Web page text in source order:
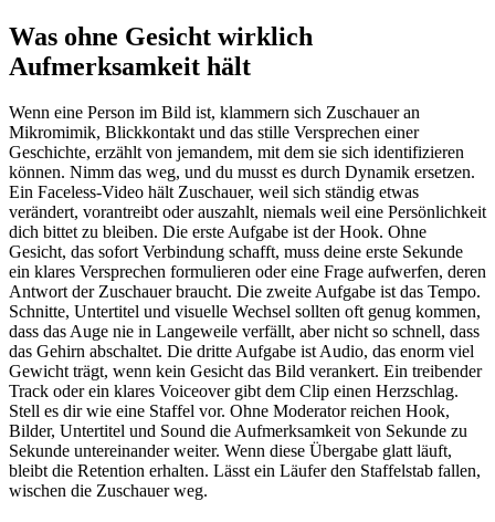
Was ohne Gesicht wirklich
Aufmerksamkeit hält
Wenn eine Person im Bild ist, klammern sich Zuschauer an
Mikromimik, Blickkontakt und das stille Versprechen einer
Geschichte, erzählt von jemandem, mit dem sie sich identifizieren
können. Nimm das weg, und du musst es durch Dynamik ersetzen.
Ein Faceless-Video hält Zuschauer, weil sich ständig etwas
verändert, vorantreibt oder auszahlt, niemals weil eine Persönlichkeit
dich bittet zu bleiben. Die erste Aufgabe ist der Hook. Ohne
Gesicht, das sofort Verbindung schafft, muss deine erste Sekunde
ein klares Versprechen formulieren oder eine Frage aufwerfen, deren
Antwort der Zuschauer braucht. Die zweite Aufgabe ist das Tempo.
Schnitte, Untertitel und visuelle Wechsel sollten oft genug kommen,
dass das Auge nie in Langeweile verfällt, aber nicht so schnell, dass
das Gehirn abschaltet. Die dritte Aufgabe ist Audio, das enorm viel
Gewicht trägt, wenn kein Gesicht das Bild verankert. Ein treibender
Track oder ein klares Voiceover gibt dem Clip einen Herzschlag.
Stell es dir wie eine Staffel vor. Ohne Moderator reichen Hook,
Bilder, Untertitel und Sound die Aufmerksamkeit von Sekunde zu
Sekunde untereinander weiter. Wenn diese Übergabe glatt läuft,
bleibt die Retention erhalten. Lässt ein Läufer den Staffelstab fallen,
wischen die Zuschauer weg.